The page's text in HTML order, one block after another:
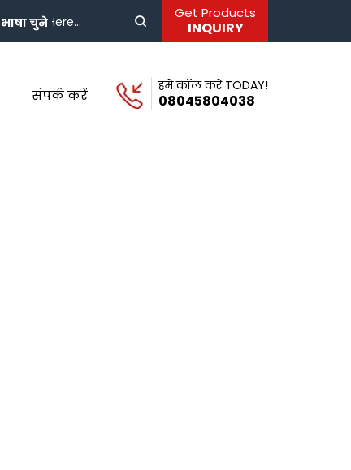
Get Products
INQUIRY
भाषा चुने
हमें कॉल करें TODAY!
08045804038
संपर्क करें